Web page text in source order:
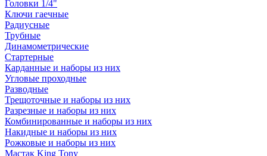
Головки 1/4"
Ключи гаечные
Радиусные
Трубные
Динамометрические
Стартерные
Карданные и наборы из них
Угловые проходные
Разводные
Трещоточные и наборы из них
Разрезные и наборы из них
Комбинированные и наборы из них
Накидные и наборы из них
Рожковые и наборы из них
Мастак King Tony